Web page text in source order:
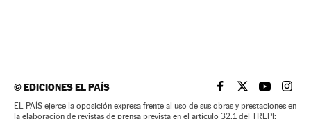
©EDICIONES EL PAÍS EL PAÍS BRASIL EN
EL PAÍSEL PAÍS
EL
EL PAÍS ejerce la oposición expresa frente al uso de sus obras y prestaciones en
la elaboración de revistas de prensa prevista en el artículo 32.1 del TRLPI;